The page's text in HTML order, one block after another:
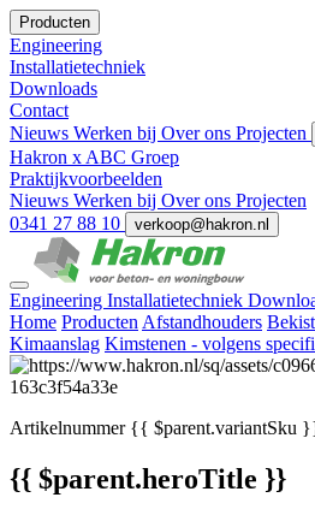
Producten
Engineering
Installatietechniek
Downloads
Contact
Nieuws Werken bij Over ons Projecten
Hakron x ABC Groep
Praktijkvoorbeelden
Nieuws Werken bij Over ons Projecten
0341 27 88 10
verkoop@hakron.nl
Engineering Installatietechniek
Home Producten Afstandhouders
Kimaanslag Kimstenen - volgens
Artikelnummer{{ $parent.variantSku
{{ $parent.heroTitle }}